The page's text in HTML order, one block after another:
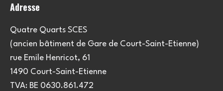
Adresse
Quatre Quarts SCES
(ancien bâtiment de Gare de Court-Saint-Etienne)
rue Emile Henricot, 61
1490 Court-Saint-Etienne
TVA: BE 0630.861.472